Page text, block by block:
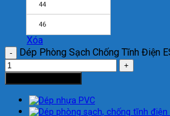
44
46
Xóa
Dép Phòng Sạch Chống Tĩnh Điện